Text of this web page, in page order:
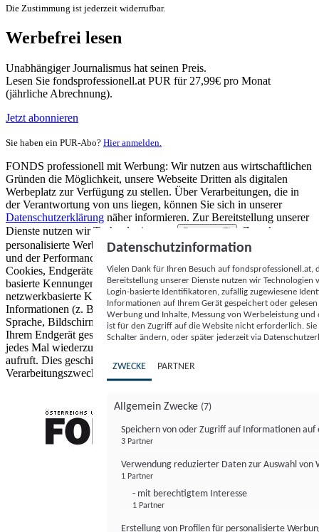
Die Zustimmung ist jederzeit widerrufbar.
Werbefrei lesen
Unabhängiger Journalismus hat seinen Preis.
Lesen Sie fondsprofessionell.at PUR für 27,99€ pro Monat
(jährliche Abrechnung).
Jetzt abonnieren
Sie haben ein PUR-Abo? Hier anmelden.
FONDS professionell mit Werbung: Wir nutzen aus wirtschaftlichen
Gründen die Möglichkeit, unsere Webseite Dritten als digitalen
Werbeplatz zur Verfügung zu stellen. Über Verarbeitungen, die in
der Verantwortung von uns liegen, können Sie sich in unserer
Datenschutzerklärung näher informieren. Zur Bereitstellung unserer
Dienste nutzen wir Technologien von
Partnern (5)
. Zwecke:
personalisierte Werbung und Inhalte, Messung von Werbeleistung
und der Performance von Inhalten sowie Zielgruppenforschung.
Cookies, Endgeräte- oder ähnliche Online-Kennungen (z. B. login-
basierte Kennungen, zufällig generierte Kennungen,
netzwerkbasierte Kennungen) können zusammen mit anderen
Informationen (z. B. Browsertyp und Browserinformationen,
Sprache, Bildschirmgröße, unterstützte Technologien usw.) auf
Ihrem Endgerät gespeichert oder von dort ausgelesen werden, um es
jedes Mal wiederzuerkennen, wenn es eine App oder einer Webseite
aufruft. Dies geschieht für einen oder mehrere der hier aufgeführten
Verarbeitungszwecke.
Datenschutzinformation
Vielen Dank für Ihren Besuch auf
Bereitstellung unserer Dienste nutzen wir Technologien
Login-basierte Identifikatoren, zufällig zugewiesene
Informationen auf Ihrem Gerät gespeichert oder
Werbung und Inhalte, Messung von Werbeleistung
ist für den Zugriff auf die Website nicht erforderlich.
Schalter ändern, oder später jederzeit via
ZWECKE PARTNER
Allgemein Zwecke (7)
Speichern von oder Zugriff auf Informationen auf
3 Partner
Verwendung reduzierter Daten zur Auswahl von
1 Partner
- mit berechtigtem Interesse
1 Partner
Erstellung von Profilen für personalisierte
FONDS professionell